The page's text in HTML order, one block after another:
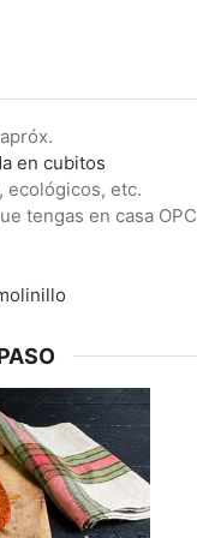
en cubitos
ecológicos, etc.
tengas en casa